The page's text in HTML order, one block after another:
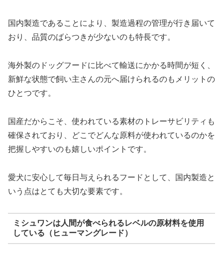
国内製造であることにより、製造過程の管理が行き届いて
おり、品質のばらつきが少ないのも特長です。
海外製のドッグフードに比べて輸送にかかる時間が短く、
新鮮な状態で飼い主さんの元へ届けられるのもメリットの
ひとつです。
国産だからこそ、使われている素材のトレーサビリティも
確保されており、どこでどんな原料が使われているのかを
把握しやすいのも嬉しいポイントです。
愛犬に安心して毎日与えられるフードとして、国内製造と
いう点はとても大切な要素です。
ミシュワンは人間が食べられるレベルの原材料を使用
している（ヒューマングレード）